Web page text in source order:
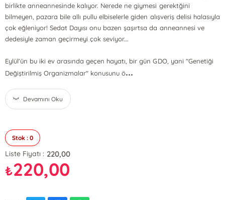
birlikte anneannesinde kalıyor. Nerede ne giymesi gerektğini
bilmeyen, pazara bile allı pullu elbiselerle giden alışveriş delisi halasıyla
çok eğleniyor! Sedat Dayısı onu bazen şaşırtsa da anneannesi ve
dedesiyle zaman geçirmeyi çok seviyor...
Eylül'ün bu iki ev arasında geçen hayatı, bir gün GDO, yani "Genetiği
Değiştirilmiş Organizmalar" konusunu ö...
Devamını Oku
Stok : 0
Liste Fiyatı : 220,00
₺220,00